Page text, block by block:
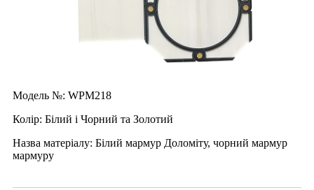
Модель №: WPM218
Колір: Білий і Чорний та Золотий
Назва матеріалу: Білий мармур Доломіту, чорний мармур
мармуру